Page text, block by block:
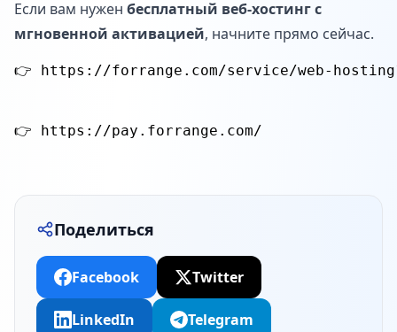
Если вам нужен бесплатный веб-хостинг с
мгновенной активацией, начните прямо сейчас.
Поделиться
Facebook Twitter
LinkedIn Telegram